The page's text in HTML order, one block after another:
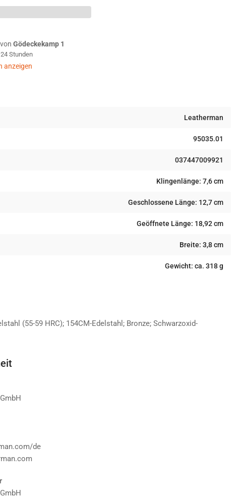
MUT
Multitool
Gödeckekamp 1
Stunden
anzeigen
Leatherman
95035.01
037447009921
Klingenlänge: 7,6 cm
Geschlossene Länge: 12,7 cm
Geöffnete Länge: 18,92 cm
Breite: 3,8 cm
Gewicht: ca. 318 g
(55-59 HRC); 154CM-Edelstahl; Bronze; Schwarzoxid-
de